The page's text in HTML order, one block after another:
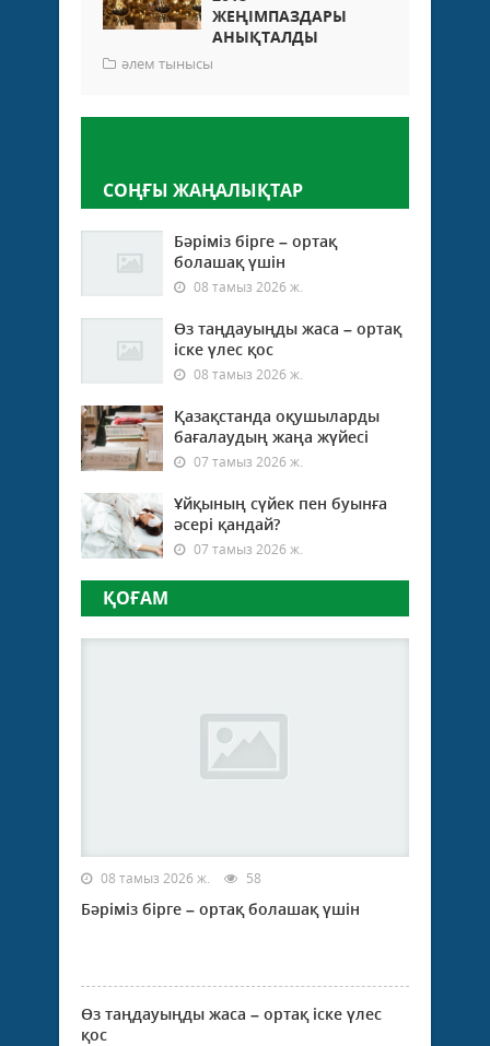
ЖЕҢІМПАЗДАРЫ
АНЫҚТАЛДЫ
әлем тынысы
СОҢҒЫ ЖАҢАЛЫҚТАР
Бәріміз бірге – ортақ
болашақ үшін
08 тамыз 2026 ж.
Өз таңдауыңды жаса – ортақ
іске үлес қос
08 тамыз 2026 ж.
Қазақстанда оқушыларды
бағалаудың жаңа жүйесі
07 тамыз 2026 ж.
Ұйқының сүйек пен буынға
әсері қандай?
07 тамыз 2026 ж.
ҚОҒАМ
08 тамыз 2026 ж. 58
Бәріміз бірге – ортақ болашақ үшін
Өз таңдауыңды жаса – ортақ іске үлес
қос